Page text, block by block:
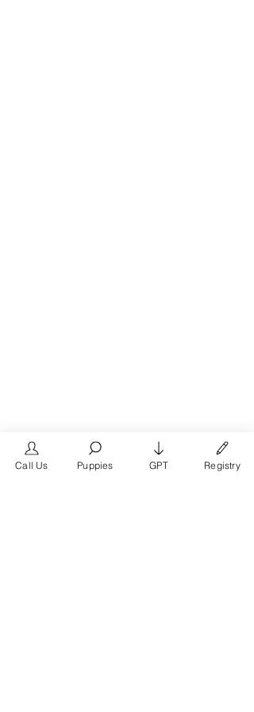
Call Us Puppies GPT Registry